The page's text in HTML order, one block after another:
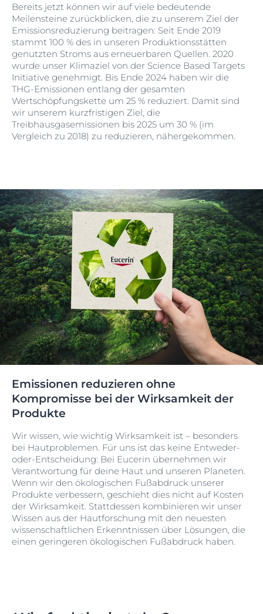
Bereits jetzt können wir auf viele bedeutende
Meilensteine zurückblicken, die zu unserem Ziel der
Emissionsreduzierung beitragen: Seit Ende 2019
stammt 100 % des in unseren Produktionsstätten
genutzten Stroms aus erneuerbaren Quellen. 2020
wurde unser Klimaziel von der Science Based Targets
Initiative genehmigt. Bis Ende 2024 haben wir die
THG-Emissionen entlang der gesamten
Wertschöpfungskette um 25 % reduziert. Damit sind
wir unserem kurzfristigen Ziel, die
Treibhausgasemissionen bis 2025 um 30 % (im
Vergleich zu 2018) zu reduzieren, nähergekommen.
Emissionen reduzieren ohne
Kompromisse bei der Wirksamkeit der
Produkte
Wir wissen, wie wichtig Wirksamkeit ist – besonders
bei Hautproblemen. Für uns ist das keine Entweder-
oder-Entscheidung: Bei Eucerin übernehmen wir
Verantwortung für deine Haut und unseren Planeten.
Wenn wir den ökologischen Fußabdruck unserer
Produkte verbessern, geschieht dies nicht auf Kosten
der Wirksamkeit. Stattdessen kombinieren wir unser
Wissen aus der Hautforschung mit den neuesten
wissenschaftlichen Erkenntnissen über Lösungen, die
einen geringeren ökologischen Fußabdruck haben.